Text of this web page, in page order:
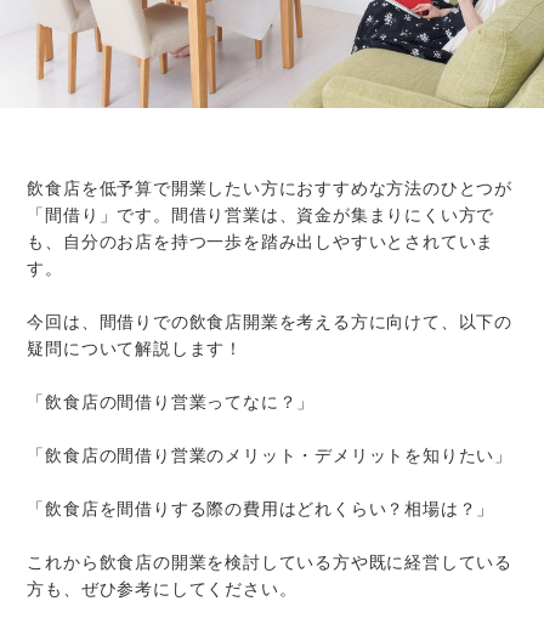
飲食店を低予算で開業したい方におすすめな方法のひとつが
「間借り」です。間借り営業は、資金が集まりにくい方で
も、自分のお店を持つ一歩を踏み出しやすいとされていま
す。
今回は、間借りでの飲食店開業を考える方に向けて、以下の
疑問について解説します！
「飲食店の間借り営業ってなに？」
「飲食店の間借り営業のメリット・デメリットを知りたい」
「飲食店を間借りする際の費用はどれくらい？相場は？」
これから飲食店の開業を検討している方や既に経営している
方も、ぜひ参考にしてください。